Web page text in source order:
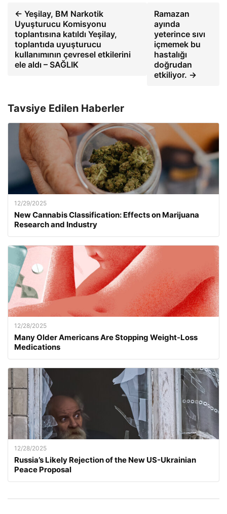
← Yeşilay, BM Narkotik
Uyuşturucu Komisyonu
toplantısına katıldı Yeşilay,
toplantıda uyuşturucu
kullanımının çevresel etkilerini
ele aldı – SAĞLIK
Ramazan
ayında
yeterince sıvı
içmemek bu
hastalığı
doğrudan
etkiliyor. →
Tavsiye Edilen Haberler
12/29/2025
New Cannabis Classification: Effects on Marijuana
Research and Industry
12/28/2025
Many Older Americans Are Stopping Weight-Loss
Medications
12/28/2025
Russia’s Likely Rejection of the New US-Ukrainian
Peace Proposal